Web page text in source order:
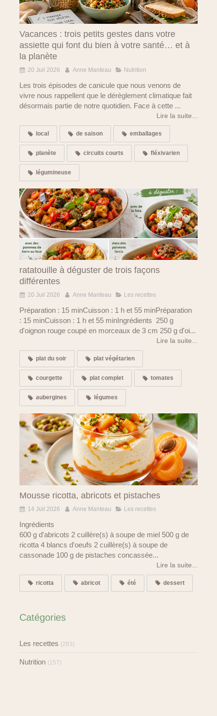
Vacances : trois petits gestes dans votre
assiette qui font du bien à votre santé… et à
la planète
20 Juil 2026 Anne Manteau Nutrition
Les trois épisodes de canicule que nous venons de
vivre nous rappellent que le dérèglement climatique fait
désormais partie de notre quotidien. Face à cette ...
Lire la suite...
local de saison emballages
planète circuits courts fléxivarien
légumineuse
ratatouille à déguster de trois façons
différentes
20 Juil 2026 Anne Manteau Les recettes
Préparation : 15 minCuisson : 1 h et 55 minPréparation
: 15 minCuisson : 1 h et 55 minIngrédients 250 g
d'oignon rouge coupé en morceaux de 3 cm 250 g d'oi...
Lire la suite...
plat du soir plat végétarien
courgette plat complet tomates
aubergines légumes
Mousse ricotta, abricots et pistaches
14 Juil 2026 Anne Manteau Les recettes
Ingrédients
600 g d'abricots 2 cuillère(s) à soupe de miel 500 g de
ricotta 4 blancs d'oeufs 2 cuillère(s) à soupe de
cassonade 100 g de pistaches concassée...
Lire la suite...
ricotta abricot été dessert
Catégories
Les recettes (283)
Nutrition (157)